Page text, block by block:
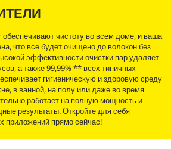
чистоту во всем доме, и ваша
что все будет очищено до волокон без
эффективности очистки пар удаляет
а также 99,99% ** всех типичных
гигиеническую и здоровую среду
в ванной, на полу или даже во время
работает на полную мощность и
результаты. Откройте для себя
приложений прямо сейчас!